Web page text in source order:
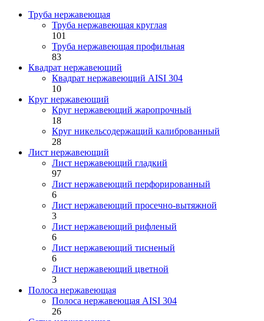
Труба нержавеющая
Труба нержавеющая круглая
101
Труба нержавеющая профильная
83
Квадрат нержавеющий
Квадрат нержавеющий AISI 304
10
Круг нержавеющий
Круг нержавеющий жаропрочный
18
Круг никельсодержащий калиброванный
28
Лист нержавеющий
Лист нержавеющий гладкий
97
Лист нержавеющий перфорированный
6
Лист нержавеющий просечно-вытяжной
3
Лист нержавеющий рифленый
6
Лист нержавеющий тисненый
6
Лист нержавеющий цветной
3
Полоса нержавеющая
Полоса нержавеющая AISI 304
26